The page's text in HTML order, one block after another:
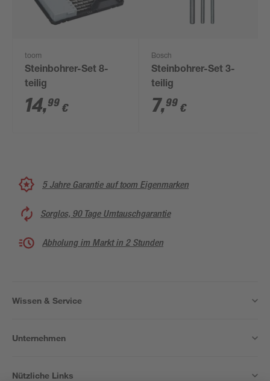
toom
Steinbohrer-Set 8-
teilig
14,99 €
Bosch
Steinbohrer-Set 3-
teilig
7,99 €
5 Jahre Garantie auf toom Eigenmarken
Sorglos, 90 Tage Umtauschgarantie
Abholung im Markt in 2 Stunden
Wissen & Service
Unternehmen
Nützliche Links